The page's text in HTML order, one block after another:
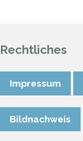
Rechtliches
Impressum
Bildnachweis